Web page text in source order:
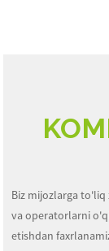
Biz mijozlarga
va operatorlarni
etishdan